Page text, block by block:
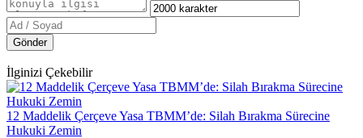
Gönder
İlginizi Çekebilir
12 Maddelik Çerçeve Yasa TBMM’de: Silah Bırakma Sürecine
Hukuki Zemin